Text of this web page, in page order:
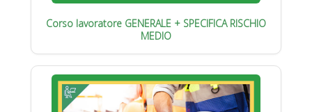
Corso lavoratore GENERALE + SPECIFICA RISCHIO
MEDIO